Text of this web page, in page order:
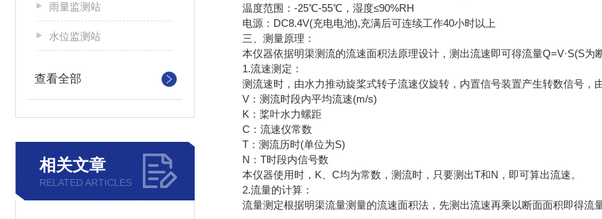
雨量监测站
水位监测站
查看全部
相关文章
RELATED ARTICLES
温度范围：-25℃-55℃，湿度≤90%RH
电源：DC8.4V(充电电池),充满后可连续工作40小时以上
三、测量原理：
本仪器依据明渠测流的流速面积法原理设计，测出流速即可得流量Q=V·S(S为
1.流速测定：
测流速时，由水力推动旋桨式转子流速仪旋转，内置信号装置产生转数信号，
V：测流时段内平均流速(m/s)
K：桨叶水力螺距
C：流速仪常数
T：测流历时(单位为S)
N：T时段内信号数
本仪器使用时，K、C均为常数，测流时，只要测出T和N，即可算出流速。
2.流量的计算：
流量测定根据明渠流量测量的流速面积法，先测出流速再乘以断面面积即得流量